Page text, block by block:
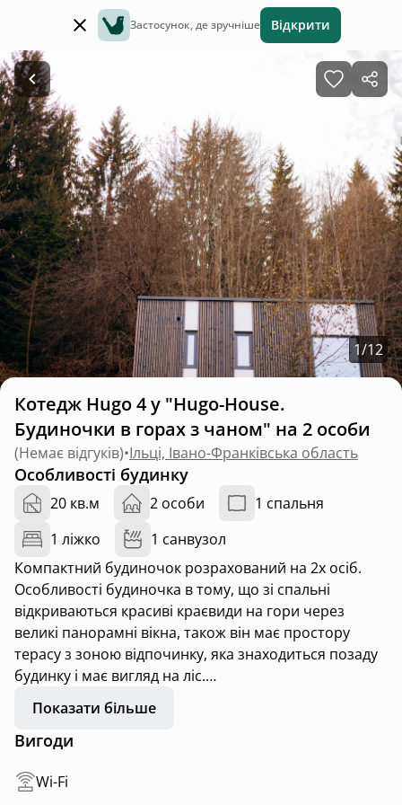
Застосунок, де зручніше Відкрити
1/12
Котедж Hugo 4 у "Hugo-House.
Будиночки в горах з чаном" на 2 особи
(Немає відгуків)•Ільці, Івано-Франківська область
Особливості будинку
20 кв.м 2 особи
1 спальня
1 ліжко
1 санвузол
Компактний будиночок розрахований на 2х осіб.
Особливості будиночка в тому, що зі спальні
відкриваються красиві краєвиди на гори через
великі панорамні вікна, також він має простору
терасу з зоною відпочинку, яка знаходиться позаду
будинку і має вигляд на ліс.
В середині будинку спальне місце з двох спальним
просторим ліжком, також зона міні кухні, де можна
самостійно приготувати їжу обідній стіл , стільці.(
плитка, мийка, wifi, столовий посуд на 2х осіб,
Показати більше
Вигоди
Wi-Fi